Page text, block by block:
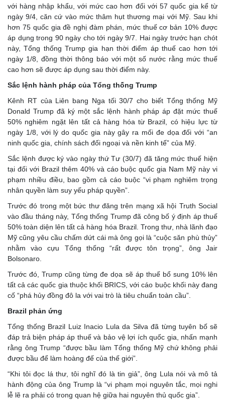
với hàng nhập khẩu, với mức cao hơn đối với 57 quốc gia kể từ
ngày 9/4, căn cứ vào mức thâm hụt thương mại với Mỹ. Sau khi
hơn 75 quốc gia đề nghị đàm phán, mức thuế cơ bản 10% được
áp dụng trong 90 ngày cho tới ngày 9/7. Hai ngày trước hạn chót
này, Tổng thống Trump gia hạn thời điểm áp thuế cao hơn tới
ngày 1/8, đồng thời thông báo với một số nước rằng mức thuế
cao hơn sẽ được áp dụng sau thời điểm này.
Sắc lệnh hành pháp của Tổng thống Trump
Kênh RT của Liên bang Nga tối 30/7 cho biết Tổng thống Mỹ
Donald Trump đã ký một sắc lệnh hành pháp áp đặt mức thuế
50% nghiêm ngặt lên tất cả hàng hóa từ Brazil, có hiệu lực từ
ngày 1/8, với lý do quốc gia này gây ra mối đe dọa đối với “an
ninh quốc gia, chính sách đối ngoại và nền kinh tế” của Mỹ.
Sắc lệnh được ký vào ngày thứ Tư (30/7) đã tăng mức thuế hiện
tại đối với Brazil thêm 40% và cáo buộc quốc gia Nam Mỹ này vi
phạm nhiều điều, bao gồm cả cáo buộc “vi phạm nghiêm trọng
nhân quyền làm suy yếu pháp quyền”.
Trước đó trong một bức thư đăng trên mạng xã hội Truth Social
vào đầu tháng này, Tổng thống Trump đã công bố ý định áp thuế
50% toàn diện lên tất cả hàng hóa Brazil. Trong thư, nhà lãnh đạo
Mỹ cũng yêu cầu chấm dứt cái mà ông gọi là “cuộc săn phù thủy”
nhằm vào cựu Tổng thống “rất được tôn trọng”, ông Jair
Bolsonaro.
Trước đó, Trump cũng từng đe dọa sẽ áp thuế bổ sung 10% lên
tất cả các quốc gia thuộc khối BRICS, với cáo buộc khối này đang
cố “phá hủy đồng đô la với vai trò là tiêu chuẩn toàn cầu”.
Brazil phản ứng
Tổng thống Brazil Luiz Inacio Lula da Silva đã từng tuyên bố sẽ
đáp trả biện pháp áp thuế và bảo vệ lợi ích quốc gia, nhấn mạnh
rằng ông Trump “được bầu làm Tổng thống Mỹ chứ không phải
được bầu để làm hoàng đế của thế giới”.
“Khi tôi đọc lá thư, tôi nghĩ đó là tin giả”, ông Lula nói và mô tả
hành động của ông Trump là “vi phạm mọi nguyên tắc, mọi nghi
lễ lẽ ra phải có trong quan hệ giữa hai nguyên thủ quốc gia”.